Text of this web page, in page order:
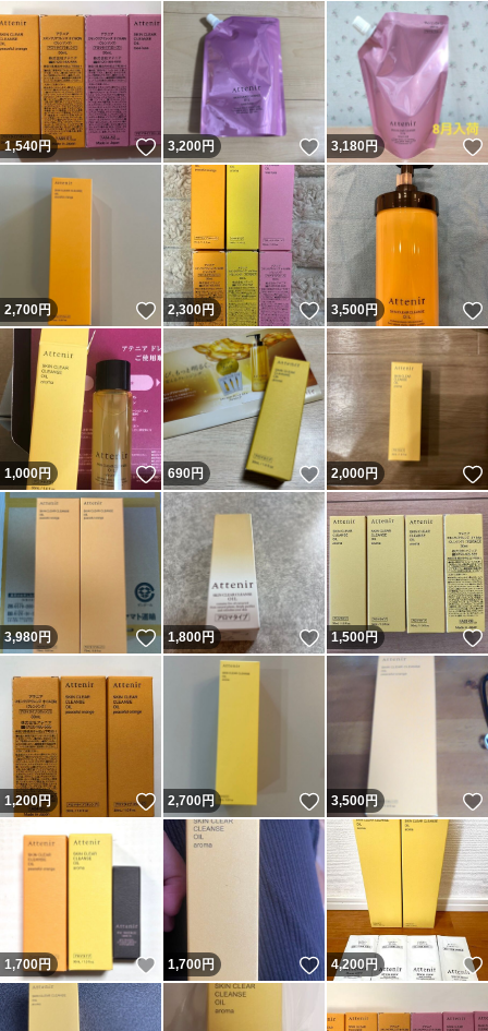
1,540円 いいね！
3,200円 いいね！
3,180円
2,700円 いいね！
2,300円 いいね！
3,500円
1,000円 いいね！
690円 いいね！
2,000円
3,980円 いいね！
1,800円 いいね！
1,500円
1,200円 いいね！
2,700円 いいね！
3,500円
1,700円 いいね！
1,700円 いいね！
4,200円